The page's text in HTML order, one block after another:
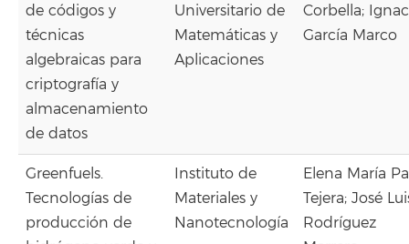
de códigos y
técnicas
algebraicas para
criptografía y
almacenamiento
de datos
Universitario de
Matemáticas y
Aplicaciones
Corbella;
García Marco
Greenfuels.
Tecnologías de
producción de
Instituto de
Materiales y
Nanotecnología
Elena María
Tejera; José
Rodríguez